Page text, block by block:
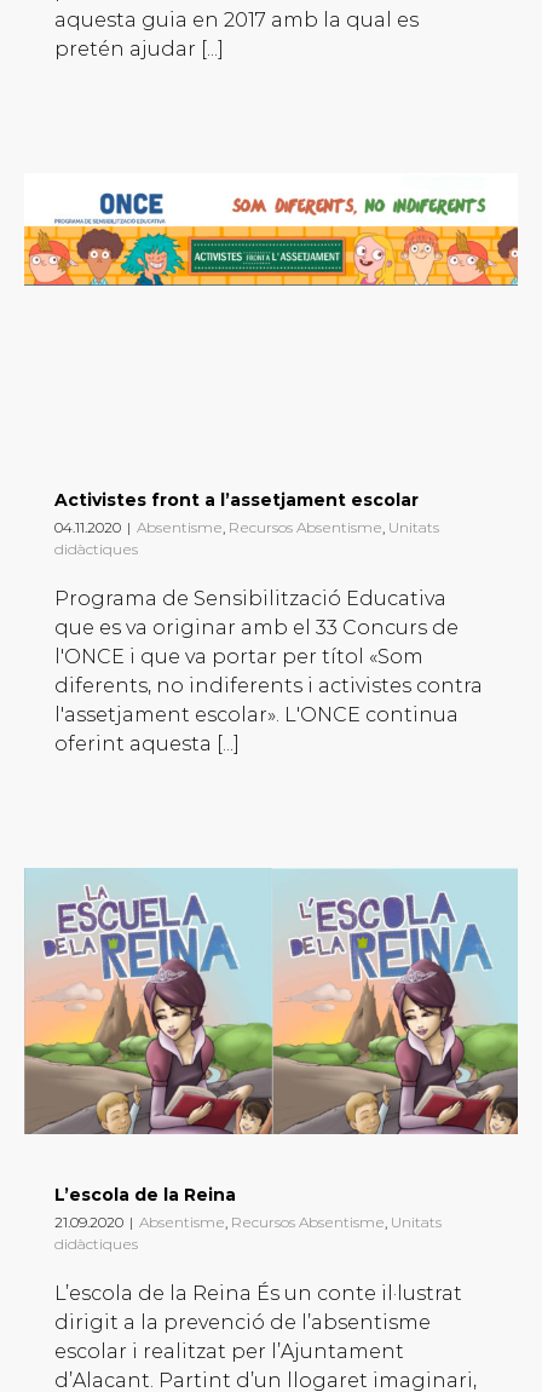
aquesta guia en 2017 amb la qual es
pretén ajudar [...]
Activistes front a l’assetjament escolar
04.11.2020 | Absentisme, Recursos Absentisme, Unitats
didàctiques
Programa de Sensibilització Educativa
que es va originar amb el 33 Concurs de
l'ONCE i que va portar per títol «Som
diferents, no indiferents i activistes contra
l'assetjament escolar». L'ONCE continua
oferint aquesta [...]
L’escola de la Reina
21.09.2020 | Absentisme, Recursos Absentisme, Unitats
didàctiques
L’escola de la Reina És un conte il·lustrat
dirigit a la prevenció de l’absentisme
escolar i realitzat per l’Ajuntament
d’Alacant. Partint d’un llogaret imaginari,